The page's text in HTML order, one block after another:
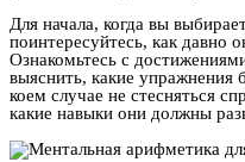
Для начала, когда вы
поинтересуйтесь, как давно
Ознакомьтесь с
выяснить, какие упражнения
коем случае не стесняться
какие навыки они должны